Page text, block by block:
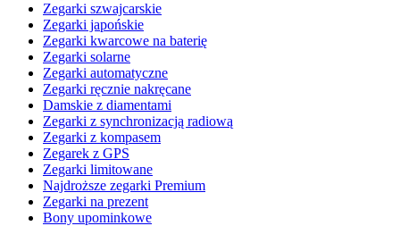
Zegarki szwajcarskie
Zegarki japońskie
Zegarki kwarcowe na baterię
Zegarki solarne
Zegarki automatyczne
Zegarki ręcznie nakręcane
Damskie z diamentami
Zegarki z synchronizacją radiową
Zegarki z kompasem
Zegarek z GPS
Zegarki limitowane
Najdroższe zegarki Premium
Zegarki na prezent
Bony upominkowe